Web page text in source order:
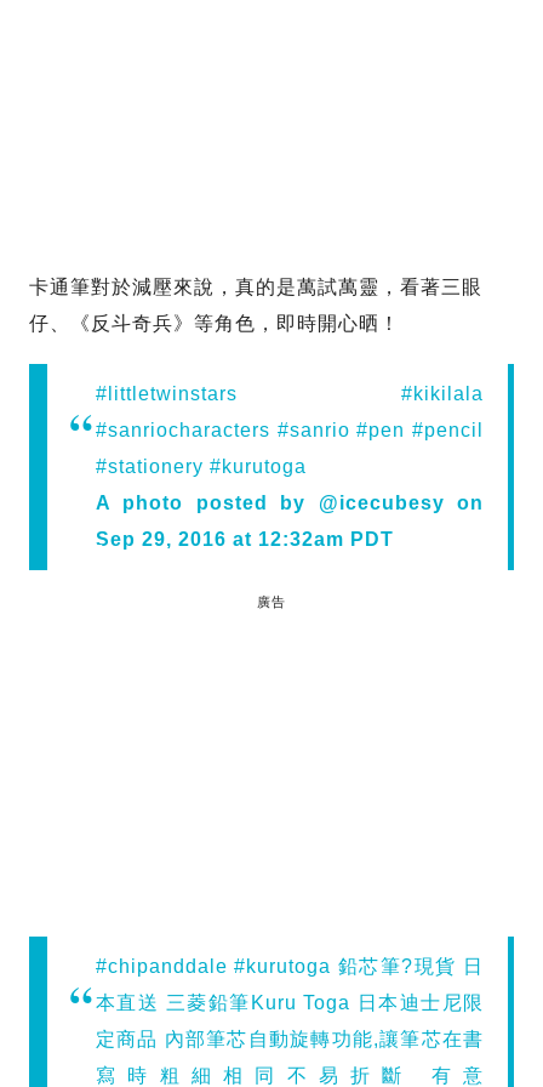
卡通筆對於減壓來說，真的是萬試萬靈，看著三眼
仔、《反斗奇兵》等角色，即時開心晒！
#littletwinstars #kikilala
#sanriocharacters #sanrio #pen #pencil
#stationery #kurutoga
A photo posted by @icecubesy on
Sep 29, 2016 at 12:32am PDT
廣告
#chipanddale #kurutoga 鉛芯筆?現貨 日
本直送 三菱鉛筆Kuru Toga 日本迪士尼限
定商品 內部筆芯自動旋轉功能,讓筆芯在書
寫時粗細相同不易折斷 有意